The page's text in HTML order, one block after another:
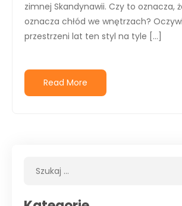
zimnej Skandynawii. Czy to oznacza,
oznacza chłód we wnętrzach?
przestrzeni lat ten styl na tyle […]
Read More